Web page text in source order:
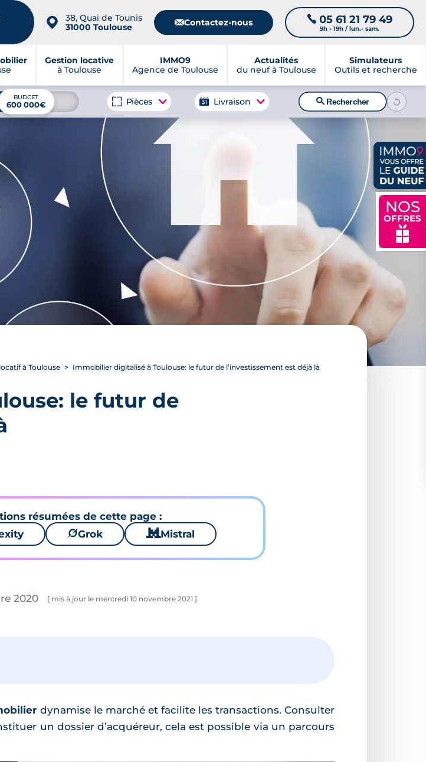
📍
38, Quai de Tounis
31000 Toulouse
📧Contactez-nous 📞 05 61 21 79 49
9h - 19h / lun.- sam.
Gestion locative
à Toulouse
IMMO9
Agence de Toulouse
Actualités
du neuf à Toulouse
Simulateurs
Outils et recherche
NOS
OFFRES
🎁
BUDGET
600 000€ Pièces Livraison 🔍Rechercher
à Toulouse Immobilier digitalisé à Toulouse: le futur de l’investissement est déjà là
le futur de
résumées de cette page :
🪐Grok 🐱 Mistral
2020 [ mis à jour le mercredi 10 novembre 2021 ]
dynamise le marché et facilite les transactions. Consulter
un dossier d’acquéreur, cela est possible via un parcours